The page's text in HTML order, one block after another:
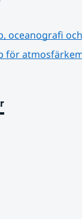
oceanografi
för
till annan
till annan